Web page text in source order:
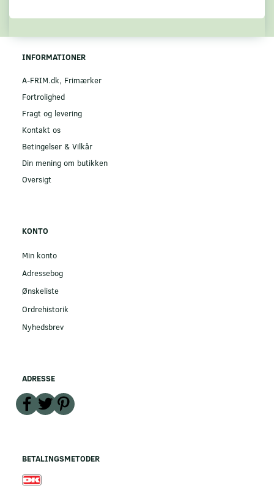
INFORMATIONER
A-FRIM.dk, Frimærker
Fortrolighed
Fragt og levering
Kontakt os
Betingelser & Vilkår
Din mening om butikken
Oversigt
KONTO
Min konto
Adressebog
Ønskeliste
Ordrehistorik
Nyhedsbrev
ADRESSE
BETALINGSMETODER